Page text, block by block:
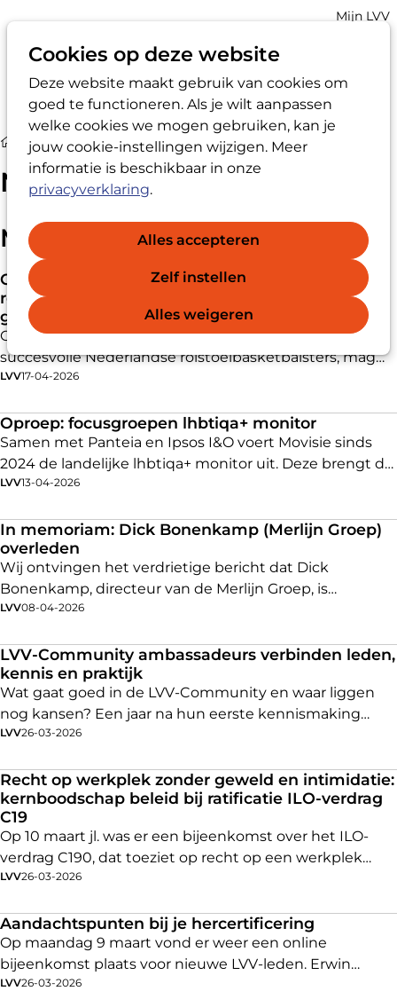
Cookies op deze website
Deze website maakt gebruik van cookies om
goed te functioneren. Als je wilt aanpassen
welke cookies we mogen gebruiken, kan je
jouw cookie-instellingen wijzigen. Meer
informatie is beschikbaar in onze
privacyverklaring.
Alles accepteren
Zelf instellen
Alles weigeren
Zoek
Account
Mijn LVV
Nieuws
Nieuws
Meer van het laatste nieuws
Contactverbod oud-bondscoach
rolstoelbasketbalsters na grensoverschrijdend
gedrag
Gertjan van der Linden, voormalig bondscoach van de
succesvolle Nederlandse rolstoelbasketbalsters, mag
vijf jaar lang geen contact hebben met zeven
grensoverschrijdend gedragvan hem.
LVV17-04-2026
Oproep: focusgroepen lhbtiqa+ monitor
Samen met Panteia en Ipsos I&O voert Movisie sinds
2024 de landelijke lhbtiqa+ monitor uit. Deze brengt de
opvattingen over, en leefsituatie van lhbtiqa+ personen
organiseert Movisie hiervoor focusgroepen. Daarvoor
kun je je nu aanmelden
LVV13-04-2026
In memoriam: Dick Bonenkamp (Merlijn Groep)
overleden
Wij ontvingen het verdrietige bericht dat Dick
Bonenkamp, directeur van de Merlijn Groep, is
overleden.
LVV08-04-2026
LVV-Community ambassadeurs verbinden leden,
kennis en praktijk
Wat gaat goed in de LVV-Community en waar liggen
nog kansen? Een jaar na hun eerste kennismaking
ontmoetten de ambassadeurs van de LVV-Community
duidelijk: de community groeit, leeft, levert zichtbaar
resultaat op. Met een stevig fundament, de
ambassadeurs, als basis.
LVV26-03-2026
Recht op werkplek zonder geweld en intimidatie:
kernboodschap beleid bij ratificatie ILO-verdrag
C19
Op 10 maart jl. was er een bijeenkomst over het ILO-
verdrag C190, dat toeziet op recht op een werkplek
zonder geweld en intimidatie. De bijeenkomst werd
Mirjam Decoz. Ook LVV-voorzitter Erwin Koenen was
hierbij aanwezig.
LVV26-03-2026
Aandachtspunten bij je hercertificering
Op maandag 9 maart vond er weer een online
bijeenkomst plaats voor nieuwe LVV-leden. Erwin
Koenen (LVV-voorzitter) en Dorianne Broekman (lid van
LVV26-03-2026